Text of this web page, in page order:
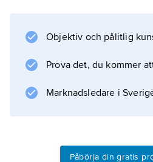
Särskilt i kombination med
trimetoprim
hämmas bakterietillväxt
är Hippotrim
och Trimediazin
Objektiv och pålitlig
Prova det, du kommer
Marknadsledare i
Påbörja din gratis